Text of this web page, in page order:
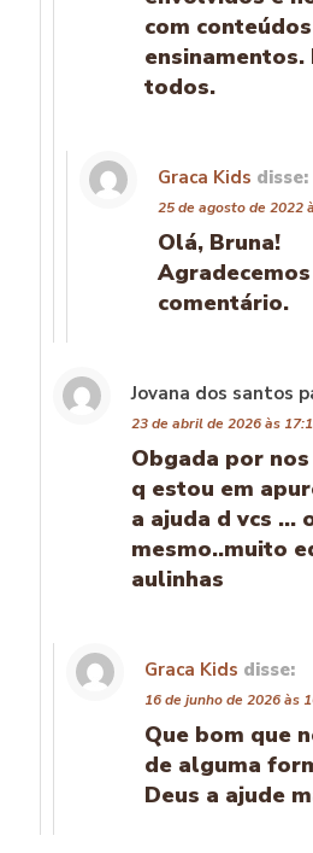
com
ensinamentos.
todos.
Graca Kids disse:
25 de agosto de 2022
Olá, Bruna!
comentário.
Jovana dos santos
23 de abril de 2026 às
Obgada por
q estou em
a ajuda d vcs …
mesmo..muito
aulinhas
Graca Kids disse:
16 de junho de 2026 às
Que bom que
de alguma
Deus a ajude